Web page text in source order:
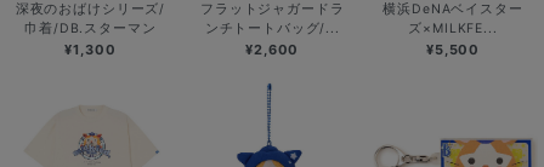
深夜のおばけシリーズ/
巾着/DB.スターマン
¥1,300
フラットジャガードラ
ンチトートバッグ/...
¥2,600
横浜DeNAベイスター
ズ×MILKFE...
¥5,500